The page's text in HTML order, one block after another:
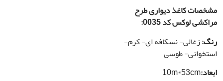
0تومان
*
کاغذ دیواری طرح
لوکس کد 0035:
زغالی- نسکافه ای- کرم-
طوسی
10m*53cm